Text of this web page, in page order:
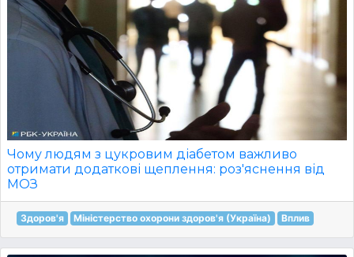
Чому людям з цукровим діабетом важливо
отримати додаткові щеплення: роз'яснення від
МОЗ
Здоров'я Міністерство охорони здоров'я (Україна) Вплив